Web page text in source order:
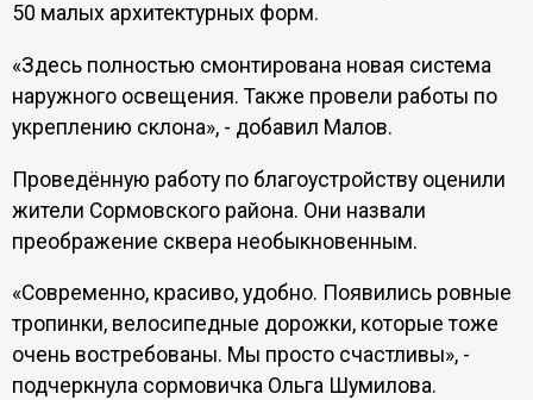
50 малых архитектурных форм.
«Здесь полностью смонтирована новая система
наружного освещения. Также провели работы по
укреплению склона», - добавил Малов.
Проведённую работу по благоустройству оценили
жители Сормовского района. Они назвали
преображение сквера необыкновенным.
«Современно, красиво, удобно. Появились ровные
тропинки, велосипедные дорожки, которые тоже
очень востребованы. Мы просто счастливы», -
подчеркнула сормовичка Ольга Шумилова.